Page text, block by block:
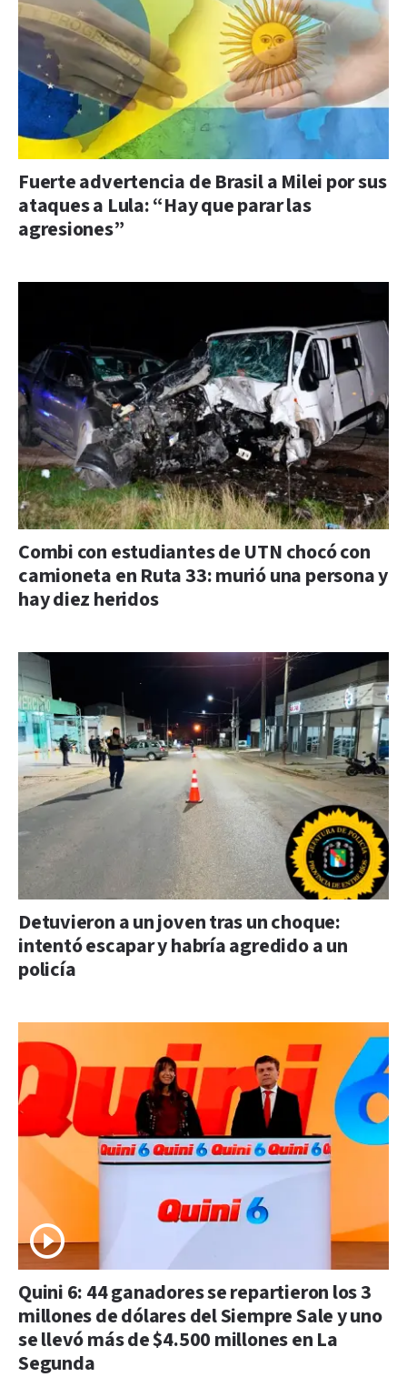
Fuerte advertencia de Brasil a Milei por sus
ataques a Lula: “Hay que parar las
agresiones”
Combi con estudiantes de UTN chocó con
camioneta en Ruta 33: murió una persona y
hay diez heridos
Detuvieron a un joven tras un choque:
intentó escapar y habría agredido a un
policía
Quini 6: 44 ganadores se repartieron los 3
millones de dólares del Siempre Sale y uno
se llevó más de $4.500 millones en La
Segunda